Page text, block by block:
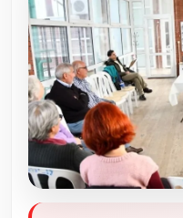
Resmi Reklamlar